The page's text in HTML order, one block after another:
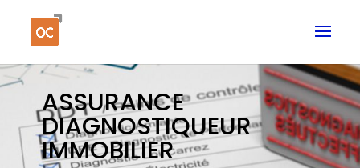
ASSURANCE
DIAGNOSTIQUEUR
IMMOBILIER